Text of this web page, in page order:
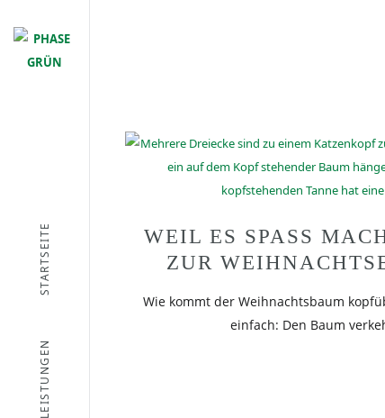
LEISTUNGEN
STARTSEITE
WEIL ES SPASS
ZUR
Wie kommt der Weihnachtsbaum
einfach: Den Baum